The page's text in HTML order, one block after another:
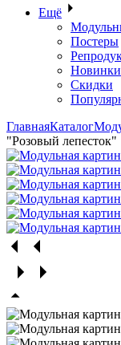
Ещё
Постеры
Новинки
Скидки
ГлавнаяКаталог
"Розовый лепесток"